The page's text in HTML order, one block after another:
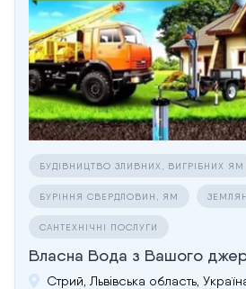
БУДІВНИЦТВО ЗЛИВНИХ, ВИГРІБНИХ ЯМ
БУРІННЯ СВЕРДЛОВИН, ЯМ
САНТЕХНІЧНІ ПОСЛУГИ
Власна Вода з Вашого
Стрий, Львівська область,